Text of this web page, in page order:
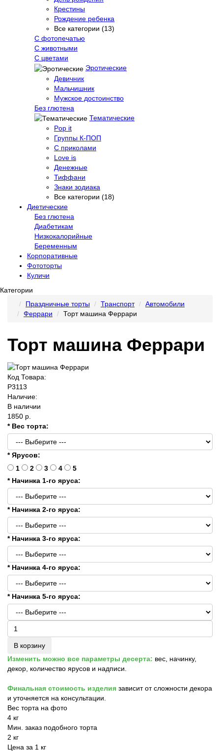
Крестины
Рождение ребенка
Все категории (13)
С фотопечатью
C животными
С цветами
Эротические
Девичник
Мальчишник
Мужское достоинство
Без глютена
Тематические
Pop it
Группы К-ПОП
С приколами
Love is
Денежные
Тиффани
Знаки зодиака
Все категории (18)
Диетические
Без глютена
Диабетикам
Низкокалорийные
Беременным
Корпоративные
Фототорты
Куличи
Категории
Праздничные торты
Транспорт
Автомобили
Феррари
Торт машина Феррари
Торт машина Феррари
Код Товара:
P3113
Наличие:
В наличии
1850 р.
* Вес торта:
* Ярусов:
1
2 3 4
5
* Начинка 1-го яруса:
* Начинка 2-го яруса:
* Начинка 3-го яруса:
* Начинка 4-го яруса:
* Начинка 5-го яруса:
В корзину
Изменить можно все параметры десерта: вес, начинку,
декор, количество ярусов и надписи.
Финальная стоимость изделия зависит от сложности декора
и уточняется на консультации.
Вес торта на фото
4 кг
Мин. заказ подобного торта
2 кг
Цена за 1 кг